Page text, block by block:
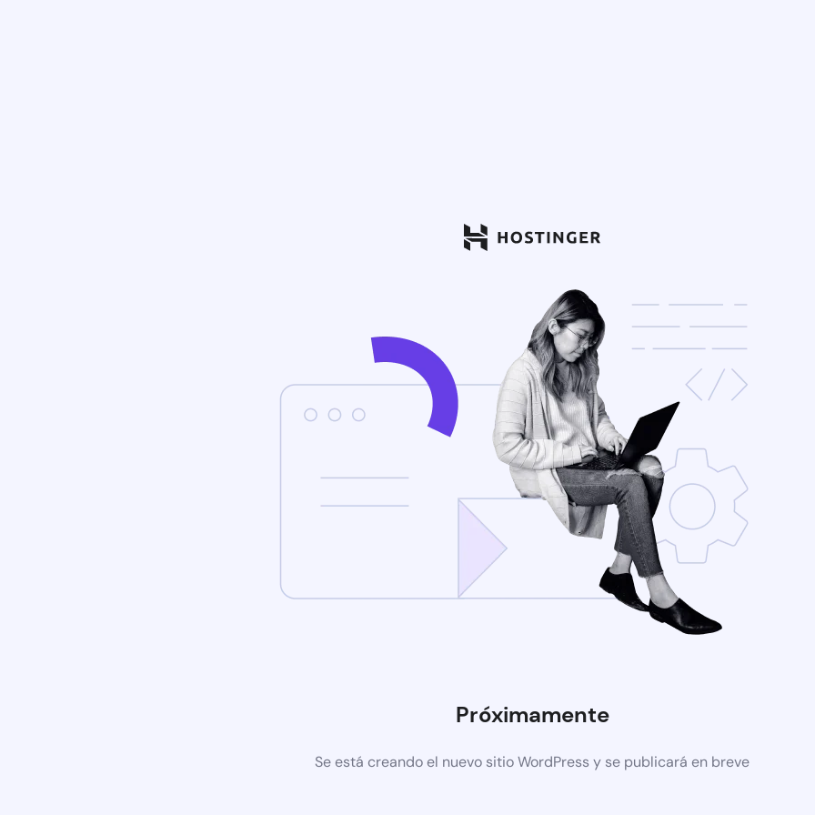
Próximamente
Se está creando el nuevo sitio WordPress y se publicará en breve